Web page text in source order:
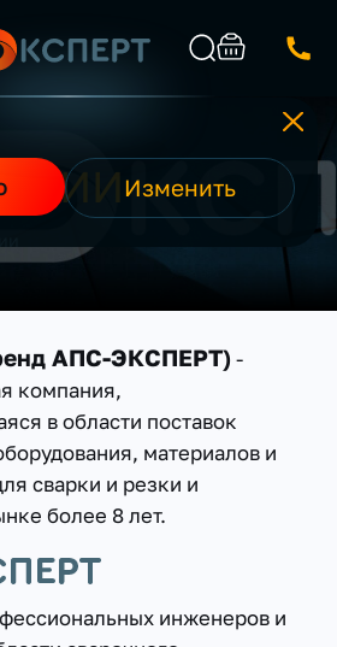
Изменить
проекты
АПС-ЭКСПЕРТ)-
компания,
в области поставок
материалов и
сварки и резки и
более 8 лет.
инженеров и
Найти